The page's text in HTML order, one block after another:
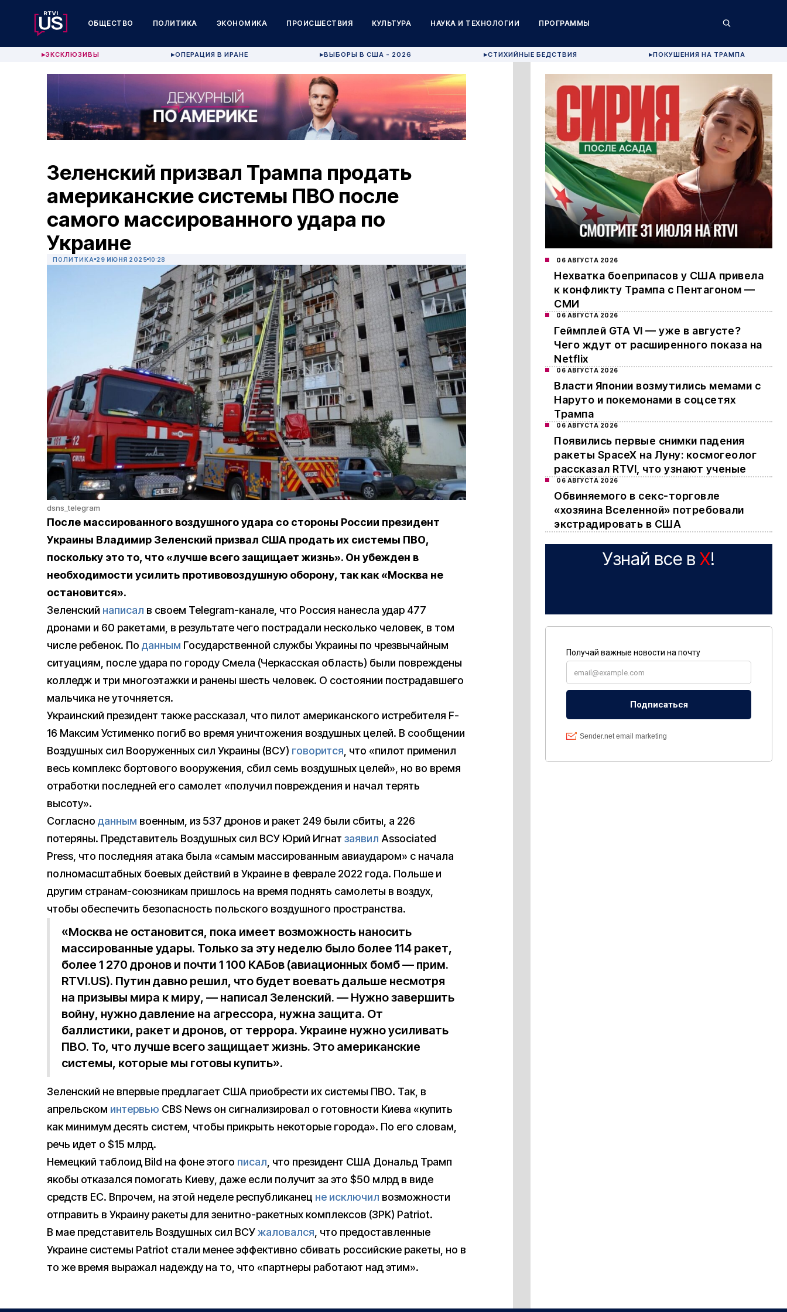
ОБЩЕСТВО ПОЛИТИКА ЭКОНОМИКА ПРОИСШЕСТВИЯ КУЛЬТУРА НАУКА И ТЕХНОЛОГИИ ПРОГРАММЫ
▶ЭКСКЛЮЗИВЫ ▶ОПЕРАЦИЯ В ИРАНЕ ▶ВЫБОРЫ В США - 2026 ▶СТИХИЙНЫЕ БЕДСТВИЯ ▶ПОКУШЕНИЯ НА ТРАМПА
Зеленский призвал Трампа продать
американские системы ПВО после
самого массированного удара по
Украине
ПОЛИТИКА 29 ИЮНЯ 2025 10:28
dsns_telegram
После массированного воздушного удара со стороны России президент
Украины Владимир Зеленский призвал США продать их системы ПВО,
поскольку это то, что «лучше всего защищает жизнь». Он убежден в
необходимости усилить противовоздушную оборону, так как «Москва не
остановится».
Зеленский написал в своем Telegram-канале, что Россия нанесла удар 477
дронами и 60 ракетами, в результате чего пострадали несколько человек, в том
числе ребенок. По данным Государственной службы Украины по чрезвычайным
ситуациям, после удара по городу Смела (Черкасская область) были повреждены
колледж и три многоэтажки и ранены шесть человек. О состоянии пострадавшего
мальчика не уточняется.
Украинский президент также рассказал, что пилот американского истребителя F-
16 Максим Устименко погиб во время уничтожения воздушных целей. В сообщении
Воздушных сил Вооруженных сил Украины (ВСУ) говорится, что «пилот применил
весь комплекс бортового вооружения, сбил семь воздушных целей», но во время
отработки последней его самолет «получил повреждения и начал терять
высоту».
Согласно данным военным, из 537 дронов и ракет 249 были сбиты, а 226
потеряны. Представитель Воздушных сил ВСУ Юрий Игнат заявил Associated
Press, что последняя атака была «самым массированным авиаударом» с начала
полномасштабных боевых действий в Украине в феврале 2022 года. Польше и
другим странам-союзникам пришлось на время поднять самолеты в воздух,
чтобы обеспечить безопасность польского воздушного пространства.
«Москва не остановится, пока имеет возможность наносить
массированные удары. Только за эту неделю было более 114 ракет,
более 1 270 дронов и почти 1 100 КАБов (авиационных бомб — прим.
RTVI.US). Путин давно решил, что будет воевать дальше несмотря
на призывы мира к миру, — написал Зеленский. — Нужно завершить
войну, нужно давление на агрессора, нужна защита. От
баллистики, ракет и дронов, от террора. Украине нужно усиливать
ПВО. То, что лучше всего защищает жизнь. Это американские
системы, которые мы готовы купить».
Зеленский не впервые предлагает США приобрести их системы ПВО. Так, в
апрельском интервью CBS News он сигнализировал о готовности Киева «купить
как минимум десять систем, чтобы прикрыть некоторые города». По его словам,
речь идет о $15 млрд.
Немецкий таблоид Bild на фоне этого писал, что президент США Дональд Трамп
якобы отказался помогать Киеву, даже если получит за это $50 млрд в виде
средств ЕС. Впрочем, на этой неделе республиканец не исключил возможности
отправить в Украину ракеты для зенитно-ракетных комплексов (ЗРК) Patriot.
В мае представитель Воздушных сил ВСУжаловался, что предоставленные
Украине системы Patriot стали менее эффективно сбивать российские ракеты, но в
то же время выражал надежду на то, что «партнеры работают над этим».
06 АВГУСТА 2026
Нехватка боеприпасов у США привела
к конфликту Трампа с Пентагоном —
СМИ
06 АВГУСТА 2026
Геймплей GTA VI — уже в августе?
Чего ждут от расширенного показа на
Netflix
06 АВГУСТА 2026
Власти Японии возмутились мемами с
Наруто и покемонами в соцсетях
Трампа
06 АВГУСТА 2026
Появились первые снимки падения
ракеты SpaceX на Луну: космогеолог
рассказал RTVI, что узнают ученые
06 АВГУСТА 2026
Обвиняемого в секс-торговле
«хозяина Вселенной» потребовали
экстрадировать в США
Узнай все в X!